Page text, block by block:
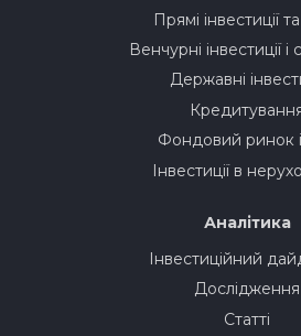
Прямі інвестиції
Венчурні інвестиції і
Державні
Фондовий ринок
Інвестиції в
Аналітика
Інвестиційний
Дослідження
Статті